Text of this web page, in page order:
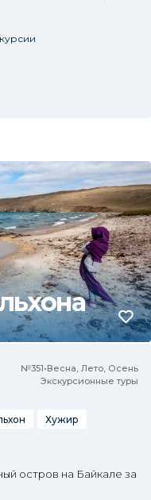
№351•Весна, Лето, Осень
Экскурсионные туры
Хужир
остров на Байкале за